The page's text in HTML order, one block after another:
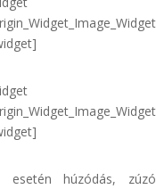
esetén húzódás,